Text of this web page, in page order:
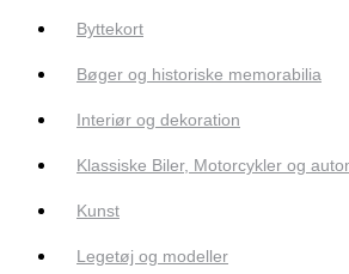
Byttekort
Bøger og historiske memorabilia
Interiør og dekoration
Klassiske Biler, Motorcykler og
Kunst
Legetøj og modeller